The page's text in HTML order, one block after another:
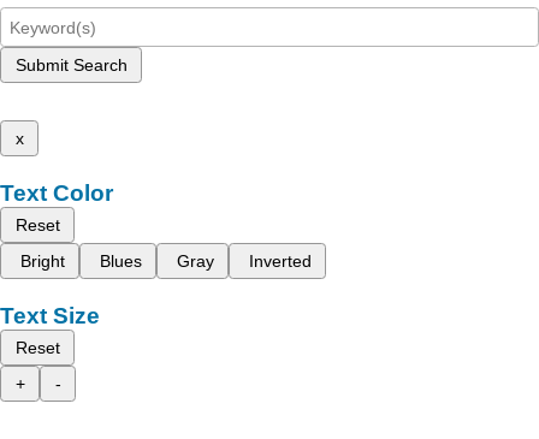
Submit Search
x
Text Color
Reset
Bright
Blues Gray Inverted
Text Size
Reset
+
-